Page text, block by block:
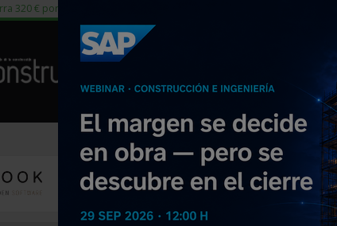
320 € por vivienda en edificación residencial
NOTICIAS